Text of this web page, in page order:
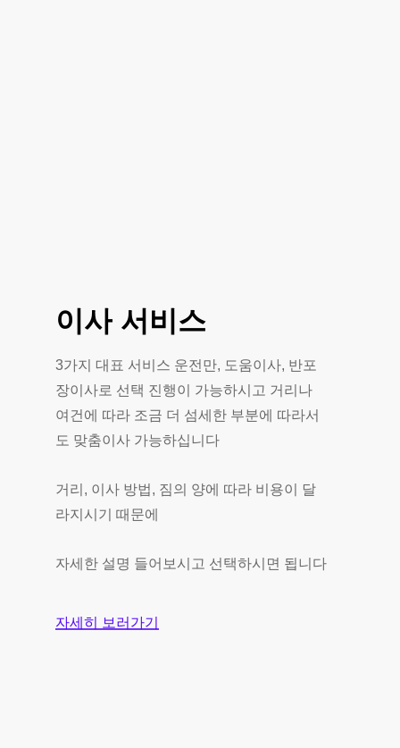
이사 서비스
3가지 대표 서비스 운전만, 도움이사, 반포
장이사로 선택 진행이 가능하시고 거리나
여건에 따라 조금 더 섬세한 부분에 따라서
도 맞춤이사 가능하십니다
거리, 이사 방법, 짐의 양에 따라 비용이 달
라지시기 때문에
자세한 설명 들어보시고 선택하시면 됩니다
자세히 보러가기